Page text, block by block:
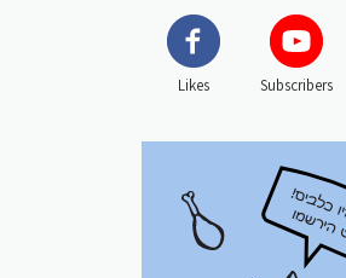
Subscribers
Likes